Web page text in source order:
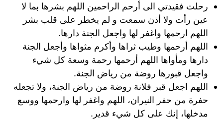
رحلت فقيدتي الى أرحم الراحمين اللهم بشرها بما لا
عين رأت ولا أذن سمعت و لم يخطر على قلب بشر
اللهم ارحمها واغفر لها واجعل الجنة دارها.
اللهم أرحمها وطيب ثراها وأكرم مثواها وأجعل الجنة
دارها ومأواها اللهم أرحمها رحمة وسعة كل شيء
واجعل قبورها روضة من رياض الجنة.
اللهم اجعل قبر فلانة روضة من رياض الجنة، ولا تجعله
حفرة من حفر النيران، اللهم واغفر لها وارحمها ووسع
مدخلها، إنك على كل شيء قدير.